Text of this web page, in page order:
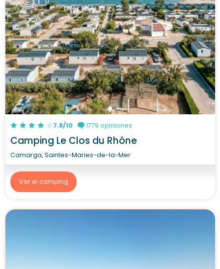
7.8/10 1779 opiniones
Camping Le Clos du Rhône
Camarga, Saintes-Maries-de-la-Mer
Ver el camping